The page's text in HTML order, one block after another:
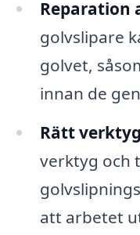
Reparation
golvslipare
golvet,
innan de
Rätt
verktyg och
att arbetet